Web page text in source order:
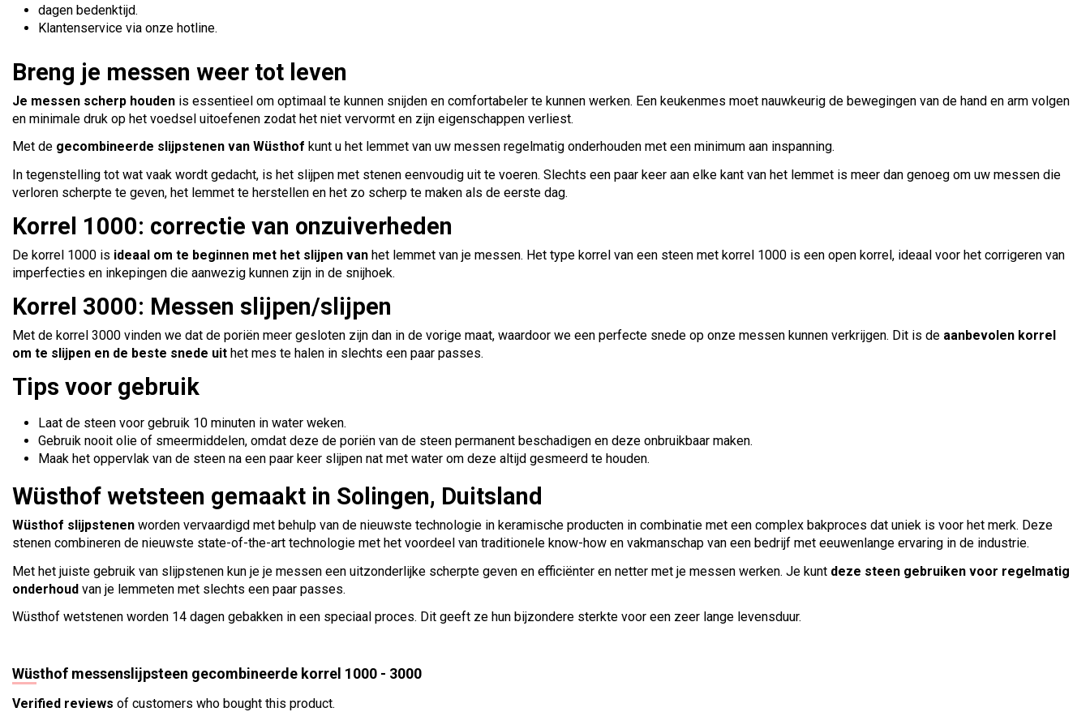
dagen bedenktijd.
Klantenservice via onze hotline.
Breng je messen weer tot leven
Je messen scherp houden is essentieel om optimaal te kunnen snijden en comfortabeler te kunnen werken. Een keukenmes moet nauwkeurig de bewegingen van de hand en arm volgen
en minimale druk op het voedsel uitoefenen zodat het niet vervormt en zijn eigenschappen verliest.
Met de gecombineerde slijpstenen van Wüsthof kunt u het lemmet van uw messen regelmatig onderhouden met een minimum aan inspanning.
In tegenstelling tot wat vaak wordt gedacht, is het slijpen met stenen eenvoudig uit te voeren. Slechts een paar keer aan elke kant van het lemmet is meer dan genoeg om uw messen die
verloren scherpte te geven, het lemmet te herstellen en het zo scherp te maken als de eerste dag.
Korrel 1000: correctie van onzuiverheden
De korrel 1000 is ideaal om te beginnen met het slijpen van het lemmet van je messen. Het type korrel van een steen met korrel 1000 is een open korrel, ideaal voor het corrigeren van
imperfecties en inkepingen die aanwezig kunnen zijn in de snijhoek.
Korrel 3000: Messen slijpen/slijpen
Met de korrel 3000 vinden we dat de poriën meer gesloten zijn dan in de vorige maat, waardoor we een perfecte snede op onze messen kunnen verkrijgen. Dit is de aanbevolen korrel
om te slijpen en de beste snede uit het mes te halen in slechts een paar passes.
Tips voor gebruik
Laat de steen voor gebruik 10 minuten in water weken.
Gebruik nooit olie of smeermiddelen, omdat deze de poriën van de steen permanent beschadigen en deze onbruikbaar maken.
Maak het oppervlak van de steen na een paar keer slijpen nat met water om deze altijd gesmeerd te houden.
Wüsthof wetsteen gemaakt in Solingen, Duitsland
Wüsthof slijpstenen worden vervaardigd met behulp van de nieuwste technologie in keramische producten in combinatie met een complex bakproces dat uniek is voor het merk. Deze
stenen combineren de nieuwste state-of-the-art technologie met het voordeel van traditionele know-how en vakmanschap van een bedrijf met eeuwenlange ervaring in de industrie.
Met het juiste gebruik van slijpstenen kun je je messen een uitzonderlijke scherpte geven en efficiënter en netter met je messen werken. Je kunt deze steen gebruiken voor regelmatig
onderhoud van je lemmeten met slechts een paar passes.
Wüsthof wetstenen worden 14 dagen gebakken in een speciaal proces. Dit geeft ze hun bijzondere sterkte voor een zeer lange levensduur.
Wüsthof messenslijpsteen gecombineerde korrel 1000 - 3000
Verified reviews of customers who bought this product.